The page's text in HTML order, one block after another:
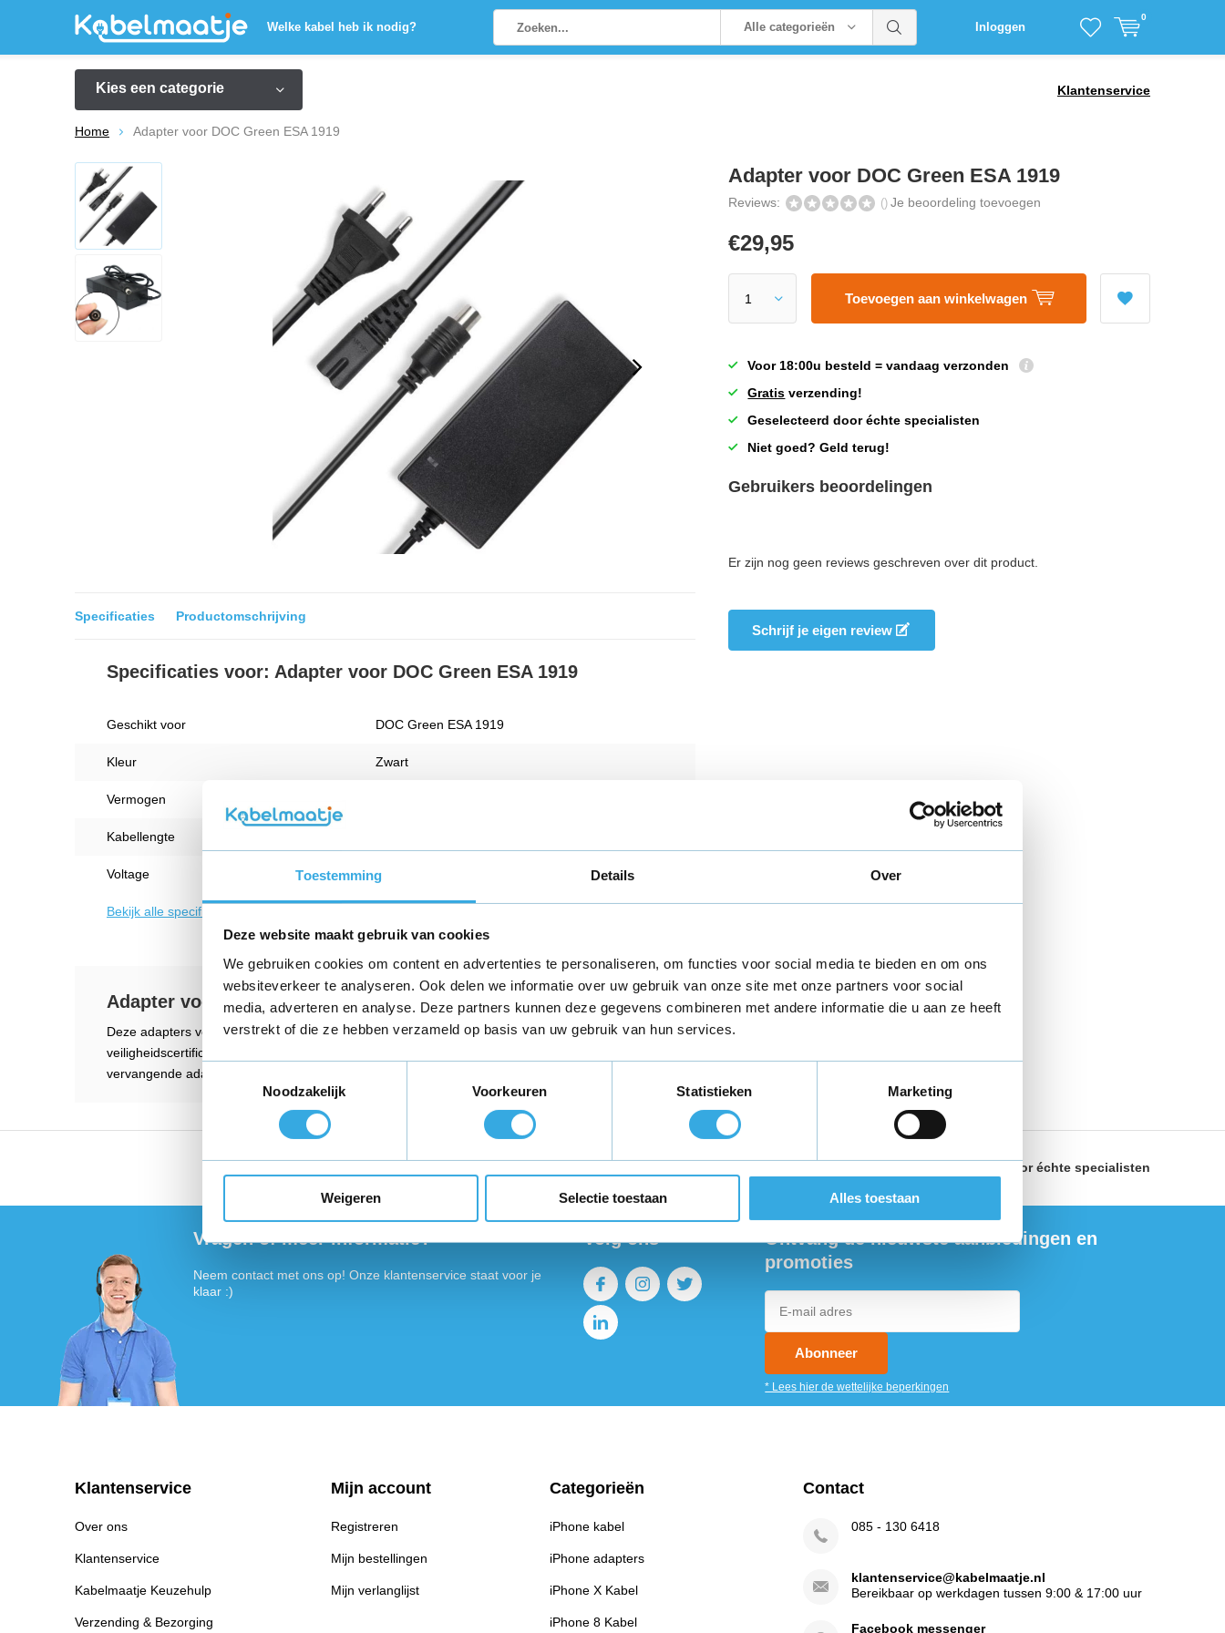
Toestemming Details Over
Deze website maakt gebruik van cookies
We gebruiken cookies om content en advertenties te personaliseren, om functies voor social media te bieden en om ons
websiteverkeer te analyseren. Ook delen we informatie over uw gebruik van onze site met onze partners voor social
media, adverteren en analyse. Deze partners kunnen deze gegevens combineren met andere informatie die u aan ze heeft
verstrekt of die ze hebben verzameld op basis van uw gebruik van hun services.
Toestemmingsselectie
Noodzakelijk
Voorkeuren Statistieken Marketing
Weigeren Selectie toestaan Alles toestaan
Welke kabel heb ik nodig? Alle categorieën Inloggen
0
Kies een categorie Klantenservice
Home Adapter voor DOC Green ESA 1919
Specificaties Productomschrijving
Specificaties voor: Adapter voor DOC Green ESA 1919
Geschikt voor DOC Green ESA 1919
Kleur Zwart
Vermogen
Kabellengte
Voltage 42 V
Bekijk alle specificaties
Adapter voor DOC Green ESA 1919
Deze adapters voldoen aan alle wettelijke normen en hebben volledige internationaal erkende
veiligheidscertificeringen zoals CE-, UL- en GS-markeringen. Zo kunnen we garanderen dat uw
vervangende adapter voor zowel privé als zakelijk gebruik is veilig.
Adapter voor DOC Green ESA 1919
Reviews: () Je beoordeling toevoegen
€29,95
Toevoegen aan winkelwagen
Voor 18:00u besteld = vandaag verzonden
Gratis verzending!
Geselecteerd door échte specialisten
Niet goed? Geld terug!
Gebruikers beoordelingen
Er zijn nog geen reviews geschreven over dit product.
Schrijf je eigen review
Geselecteerd dooréchte specialisten
Vragen of meer informatie?
Neem contact met ons op! Onze klantenservice staat voor je
klaar :)
Volg ons
Ontvang de nieuwste aanbiedingen en
promoties
Abonneer
* Lees hier de wettelijke beperkingen
Klantenservice
Over ons
Klantenservice
Kabelmaatje Keuzehulp
Verzending & Bezorging
Mijn account
Registreren
Mijn bestellingen
Mijn verlanglijst
Categorieën
iPhone kabel
iPhone adapters
iPhone X Kabel
iPhone 8 Kabel
Contact
085 - 130 6418
klantenservice@kabelmaatje.nl
Bereikbaar op werkdagen tussen 9:00 & 17:00 uur
Facebook messenger